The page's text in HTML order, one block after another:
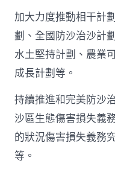
加大力度推動相干計
劃、全國防沙治沙計
水土堅持計劃、農業
成長計劃等。
持續推進和完美防沙
沙區生態傷害損失義
的狀況傷害損失義務
等。